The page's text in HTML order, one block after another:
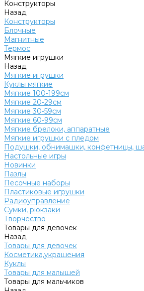
Конструкторы
Назад
Конструкторы
Блочные
Магнитные
Термос
Мягкие игрушки
Назад
Мягкие игрушки
Куклы мягкие
Мягкие 100-199см
Мягкие 20-29см
Мягкие 30-59см
Мягкие 60-99см
Мягкие брелоки, аппаратные
Мягкие игрушки с пледом
Подушки, обнимашки, конфетницы,
Настольные игры
Новинки
Пазлы
Песочные наборы
Пластиковые игрушки
Радиоуправление
Сумки, рюкзаки
Творчество
Товары для девочек
Назад
Товары для девочек
Косметика,украшения
Куклы
Товары для малышей
Товары для мальчиков